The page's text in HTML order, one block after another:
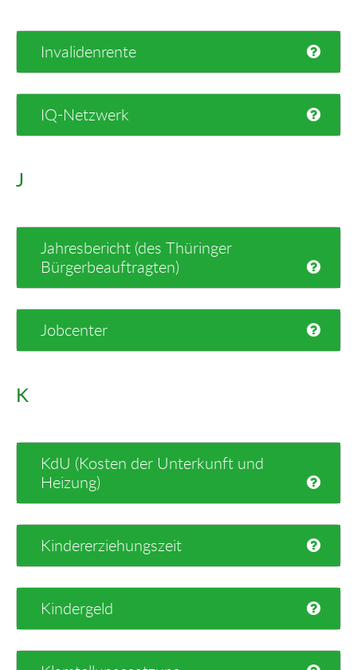
Invalidenrente
IQ-Netzwerk
J
Jahresbericht (des Thüringer
Bürgerbeauftragten)
Jobcenter
K
KdU (Kosten der Unterkunft und
Heizung)
Kindererziehungszeit
Kindergeld